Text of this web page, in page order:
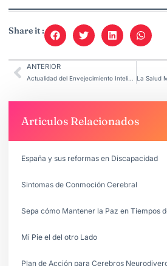
Share it :
ANTERIOR
Actualidad del Envejecimiento Inteligente La Salud
Articulos Relacionados
España y sus reformas en Discapacidad
Sintomas de Conmoción Cerebral
Sepa cómo Mantener la Paz en Tiempos
Mi Pie el del otro Lado
Plan de Acción para Cerebros